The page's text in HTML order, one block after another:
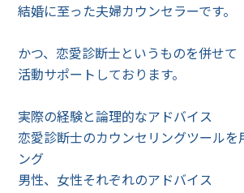
結婚に至った夫婦カウンセラーです。
かつ、恋愛診断士というものを併せて
活動サポートしております。
実際の経験と論理的なアドバイス
恋愛診断士のカウンセリングツールを
ング
男性、女性それぞれのアドバイス